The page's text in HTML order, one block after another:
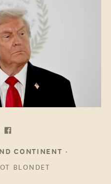
CONTINENT •
BLONDET